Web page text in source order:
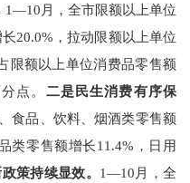
1—10 月，全市限额以上单位
20.0% ，拉动限额以上单位
限额以上单位消费品零售额
点。 二是民生消费有序保
食品、饮料、烟酒类零售额
类零售额增长11.4% ，日用
策持续显效。 1—10 月，全